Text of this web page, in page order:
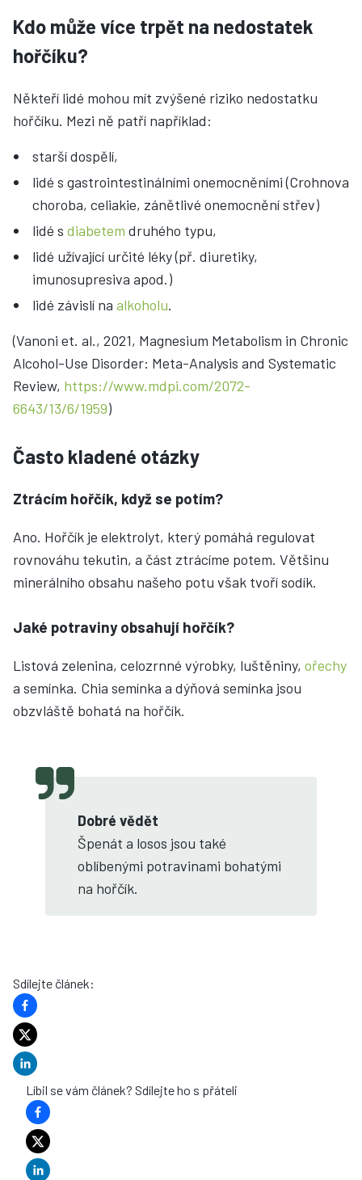
Kdo může více trpět na nedostatek
hořčíku?
Někteří lidé mohou mít zvýšené riziko nedostatku
hořčíku. Mezi ně patří například:
starší dospělí,
lidé s gastrointestinálními onemocněními (Crohnova
choroba, celiakie, zánětlivé onemocnění střev)
lidé s diabetem druhého typu,
lidé užívající určité léky (př. diuretiky,
imunosupresiva apod.)
lidé závislí na alkoholu.
(Vanoni et. al., 2021, Magnesium Metabolism in Chronic
Alcohol-Use Disorder: Meta-Analysis and Systematic
Review, https://www.mdpi.com/2072-
6643/13/6/1959)
Často kladené otázky
Ztrácím hořčík, když se potím?
Ano. Hořčík je elektrolyt, který pomáhá regulovat
rovnováhu tekutin, a část ztrácíme potem. Většinu
minerálního obsahu našeho potu však tvoří sodík.
Jaké potraviny obsahují hořčík?
Listová zelenina, celozrnné výrobky, luštěniny, ořechy
a semínka. Chia semínka a dýňová semínka jsou
obzvláště bohatá na hořčík.
Dobré vědět
Špenát a losos jsou také
oblíbenými potravinami bohatými
na hořčík.
Sdílejte článek:
Líbil se vám článek? Sdílejte ho s přáteli